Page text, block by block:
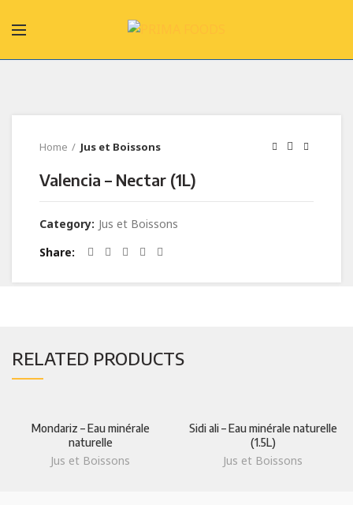
Home Jus et Boissons
Valencia – Nectar (1L)
Category: Jus et Boissons
Share
RELATED PRODUCTS
Mondariz – Eau minérale
naturelle
Jus et Boissons
Sidi ali – Eau minérale naturelle
(1.5L)
Jus et Boissons